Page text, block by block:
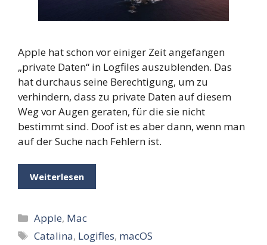
Apple hat schon vor einiger Zeit angefangen
„private Daten“ in Logfiles auszublenden. Das
hat durchaus seine Berechtigung, um zu
verhindern, dass zu private Daten auf diesem
Weg vor Augen geraten, für die sie nicht
bestimmt sind. Doof ist es aber dann, wenn man
auf der Suche nach Fehlern ist.
Weiterlesen
Kategorien
Apple, Mac
Schlagwörter
Catalina, Logifles, macOS